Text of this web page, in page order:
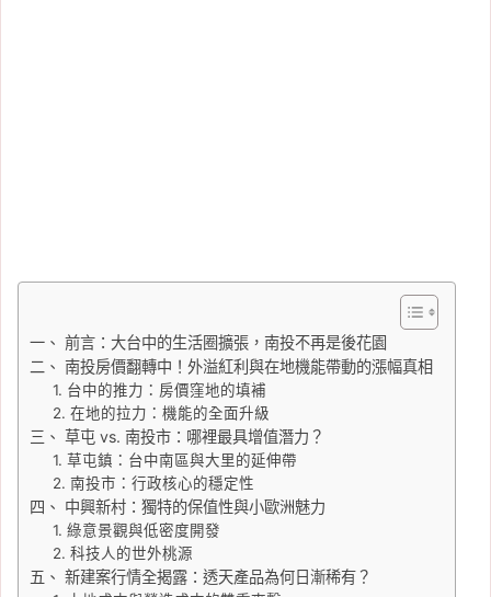
一、 前言：大台中的生活圈擴張，南投不再是後花園
二、 南投房價翻轉中！外溢紅利與在地機能帶動的漲幅真相
1. 台中的推力：房價窪地的填補
2. 在地的拉力：機能的全面升級
三、 草屯 vs. 南投市：哪裡最具增值潛力？
1. 草屯鎮：台中南區與大里的延伸帶
2. 南投市：行政核心的穩定性
四、 中興新村：獨特的保值性與小歐洲魅力
1. 綠意景觀與低密度開發
2. 科技人的世外桃源
五、 新建案行情全揭露：透天產品為何日漸稀有？